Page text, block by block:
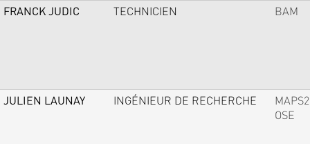
FRANCK JUDIC TECHNICIEN BAM
JULIEN LAUNAY INGÉNIEUR DE RECHERCHE
MAPS2
OSE